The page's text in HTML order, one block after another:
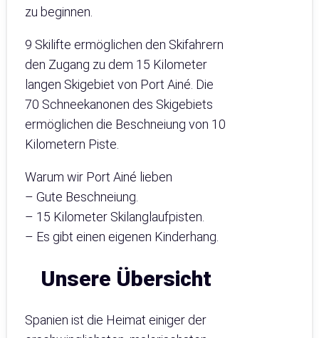
zu beginnen.
9 Skilifte ermöglichen den Skifahrern
den Zugang zu dem 15 Kilometer
langen Skigebiet von Port Ainé. Die
70 Schneekanonen des Skigebiets
ermöglichen die Beschneiung von 10
Kilometern Piste.
Warum wir Port Ainé lieben
– Gute Beschneiung.
– 15 Kilometer Skilanglaufpisten.
– Es gibt einen eigenen Kinderhang.
Unsere Übersicht
Spanien ist die Heimat einiger der